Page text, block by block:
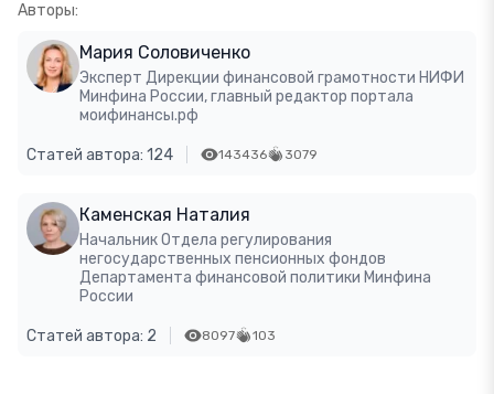
Авторы:
Мария Соловиченко
Эксперт Дирекции финансовой грамотности НИФИ
Минфина России, главный редактор портала
моифинансы.рф
Статей автора: 124 143436 3079
Каменская Наталия
Начальник Отдела регулирования
негосударственных пенсионных фондов
Департамента финансовой политики Минфина
России
Статей автора: 2 8097 103